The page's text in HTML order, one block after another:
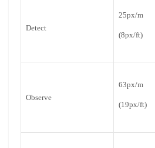
Detect
25px/m
(8px/ft)
Observe
63px/m
(19px/ft)